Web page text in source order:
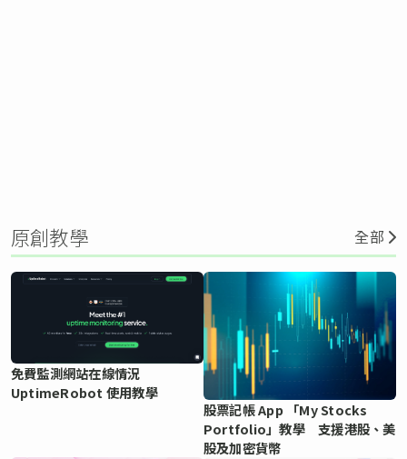
原創教學 全部
免費監測網站在線情況
UptimeRobot 使用教學
股票記帳 App 「My Stocks
Portfolio」教學 支援港股、美
股及加密貨幣